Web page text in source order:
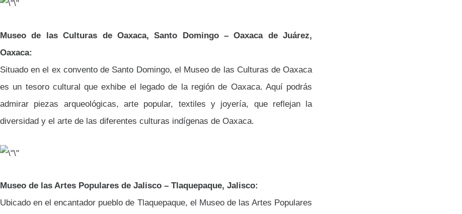
Museo de las Culturas de Oaxaca, Santo Domingo – Oaxaca de Juárez,
Oaxaca:
Situado en el ex convento de Santo Domingo, el Museo de las Culturas de Oaxaca
es un tesoro cultural que exhibe el legado de la región de Oaxaca. Aquí podrás
admirar piezas arqueológicas, arte popular, textiles y joyería, que reflejan la
diversidad y el arte de las diferentes culturas indígenas de Oaxaca.
Museo de las Artes Populares de Jalisco – Tlaquepaque, Jalisco:
Ubicado en el encantador pueblo de Tlaquepaque, el Museo de las Artes Populares